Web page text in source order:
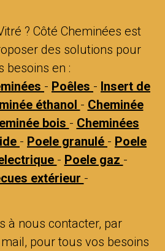
? Côté Cheminées est
des solutions pour
besoins en :
- Poêles - Insert de
éthanol - Cheminée
bois - Cheminées
- Poele granulé - Poele
- Poele gaz -
extérieur -
à nous contacter, par
pour tous vos besoins